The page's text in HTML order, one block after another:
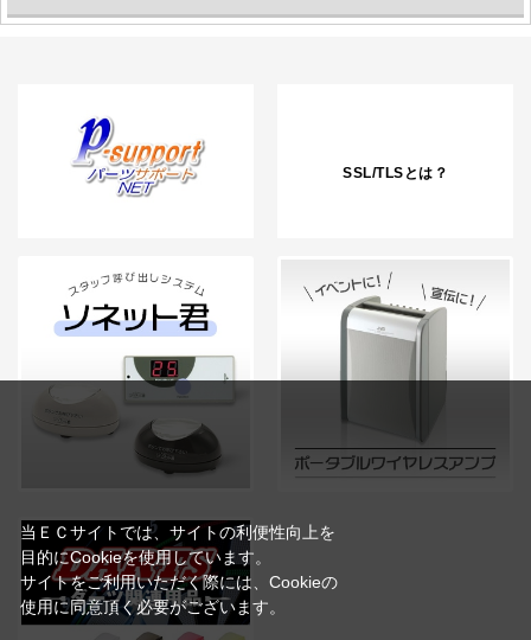
SSL/TLSとは？
当ＥＣサイトでは、サイトの利便性向上を
目的にCookieを使用しています。
サイトをご利用いただく際には、Cookieの
使用に同意頂く必要がございます。